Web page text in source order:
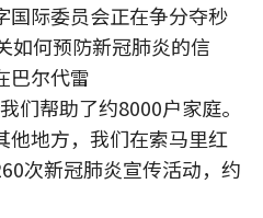
国际委员会正在争分夺秒
如何预防新冠肺炎的信
巴尔代雷
们帮助了约8000户家庭。
他地方，我们在索马里红
次新冠肺炎宣传活动，约